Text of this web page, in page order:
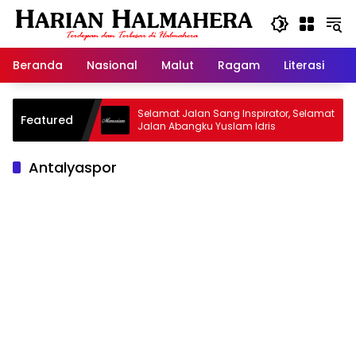
Langsung
Beranda
Nasional Malut Ragam Literasi
Featured
Warisan
Selamat Jalan Sang Inspirator, Selamat
Jalan Abangku Yuslam Idris
Antalyaspor